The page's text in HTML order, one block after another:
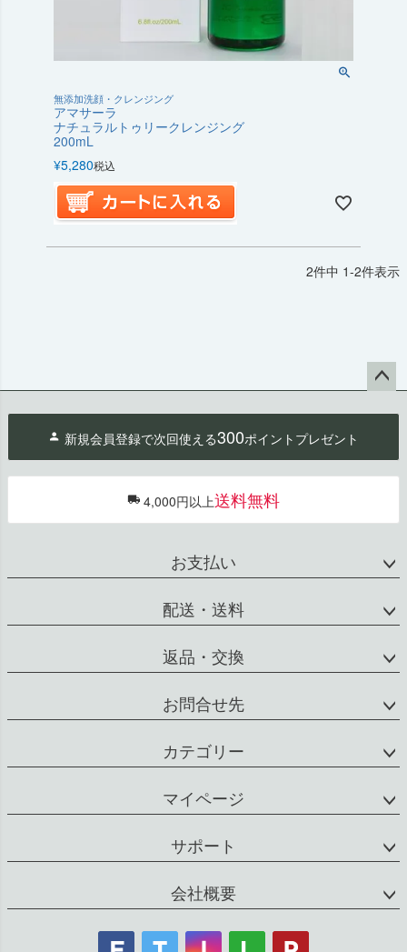
無添加洗顔・クレンジング
アマサーラ
ナチュラルトゥリークレンジング
200mL
¥5,280税込
2件中 1-2件表示
ジト
へ
新規会員登録で次回使える300ポイントプレゼント
4,000円以上送料無料
お支払い
配送・送料
返品・交換
お問合せ先
カテゴリー
マイページ
サポート
会社概要